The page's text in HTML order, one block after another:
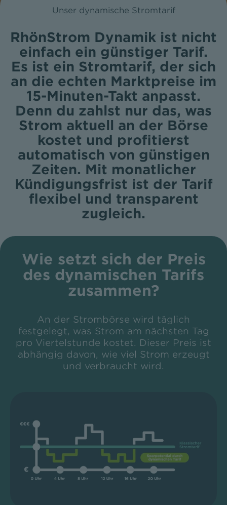
Unser dynamische Stromtarif
RhönStrom Dynamik ist nicht
einfach ein günstiger Tarif.
Es ist ein Stromtarif, der sich
an die echten Marktpreise im
15-Minuten-Takt anpasst.
Denn du zahlst nur das, was
Strom aktuell an der Börse
kostet und profitierst
automatisch von günstigen
Zeiten. Mit monatlicher
Kündigungsfrist ist der Tarif
flexibel und transparent
zugleich.
Wie setzt sich der Preis
des dynamischen Tarifs
zusammen?
An der Strombörse wird täglich
festgelegt, was Strom am nächsten Tag
pro Viertelstunde kostet. Dieser Preis ist
abhängig davon, wie viel Strom erzeugt
und verbraucht wird.